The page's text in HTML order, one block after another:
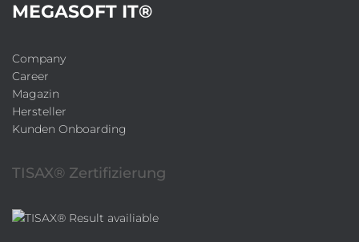
MEGASOFT IT®
Company
Career
Magazin
Hersteller
Kunden Onboarding
TISAX® Zertifizierung